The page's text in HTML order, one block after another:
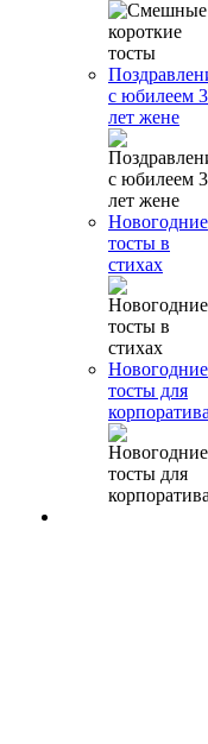
с юбилеем
лет жене
Новогодние
тосты в
стихах
Новогодние
тосты для
корпоратива